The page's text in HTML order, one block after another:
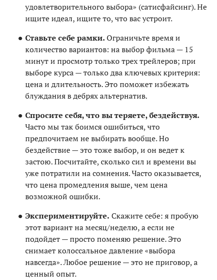
удовлетворительного выбора» (сатисфайсинг). Не
ищите идеал, ищите то, что вас устроит.
Ставьте себе рамки.Ограничьте время и
количество вариантов: на выбор фильма — 15
минут и просмотр только трех трейлеров; при
выборе курса — только два ключевых критерия:
цена и длительность. Это поможет избежать
блуждания в дебрях альтернатив.
Спросите себя, что вы теряете, бездействуя.
Часто мы так боимся ошибиться, что
предпочитаем не выбирать вообще. Но
бездействие — это тоже выбор, и он ведет к
застою. Посчитайте, сколько сил и времени вы
уже потратили на сомнения. Часто оказывается,
что цена промедления выше, чем цена
возможной ошибки.
Экспериментируйте. Скажите себе: я пробую
этот вариант на месяц/неделю, а если не
подойдет — просто поменяю решение. Это
снимает колоссальное давление «выбора
навсегда». Любое решение — это не приговор, а
ценный опыт.